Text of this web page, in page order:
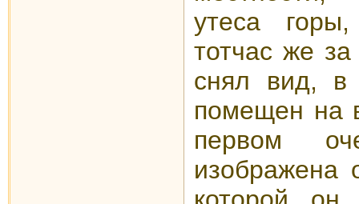
утеса
тотчас же
снял вид,
помещен на
первом
изображена